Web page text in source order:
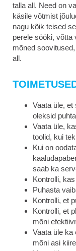
talla all. Need on
käsile võtmist
nagu kõik teised
perele sööki, võtta
mõned
all.
Vaata üle,
oleksid
Vaata üle,
toolid, kui
Kui on
saab ka
Kontrolli,
Puhasta
Kontrolli, et
Kontrolli, et
mõni
Vaata üle ka
mõni asi